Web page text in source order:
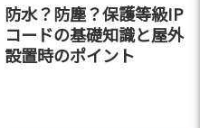
防水？防塵？保護等級IP
コードの基礎知識と屋外
設置時のポイント